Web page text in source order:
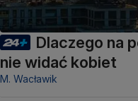
Dlaczego na
nie widać kobiet
M. Wacławik